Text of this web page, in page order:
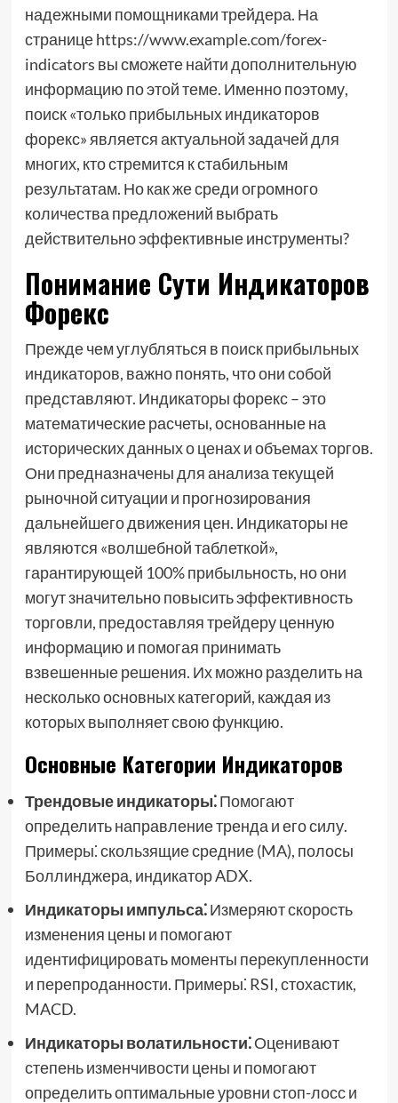
надежными помощниками трейдера. На
странице https://www.example.com/forex-
indicators вы сможете найти дополнительную
информацию по этой теме. Именно поэтому,
поиск «только прибыльных индикаторов
форекс» является актуальной задачей для
многих, кто стремится к стабильным
результатам. Но как же среди огромного
количества предложений выбрать
действительно эффективные инструменты?
Понимание Сути Индикаторов
Форекс
Прежде чем углубляться в поиск прибыльных
индикаторов, важно понять, что они собой
представляют. Индикаторы форекс – это
математические расчеты, основанные на
исторических данных о ценах и объемах торгов.
Они предназначены для анализа текущей
рыночной ситуации и прогнозирования
дальнейшего движения цен. Индикаторы не
являются «волшебной таблеткой»,
гарантирующей 100% прибыльность, но они
могут значительно повысить эффективность
торговли, предоставляя трейдеру ценную
информацию и помогая принимать
взвешенные решения. Их можно разделить на
несколько основных категорий, каждая из
которых выполняет свою функцию.
Основные Категории Индикаторов
Трендовые индикаторы⁚Помогают
определить направление тренда и его силу.
Примеры⁚ скользящие средние (MA), полосы
Боллинджера, индикатор ADX.
Индикаторы импульса⁚Измеряют скорость
изменения цены и помогают
идентифицировать моменты перекупленности
и перепроданности. Примеры⁚ RSI, стохастик,
MACD.
Индикаторы волатильности⁚Оценивают
степень изменчивости цены и помогают
определить оптимальные уровни стоп-лосс и